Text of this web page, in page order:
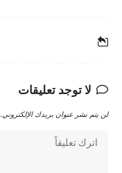
لا توجد تعليقات
لن يتم نشر عنوان بريدك الإلكتروني.